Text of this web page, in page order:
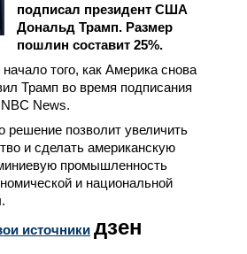
подписал президент США
Дональд Трамп. Размер
пошлин составит 25%.
того, как Америка снова
Трамп во время подписания
News.
позволит увеличить
и сделать американскую
промышленность
и национальной
источники дзен